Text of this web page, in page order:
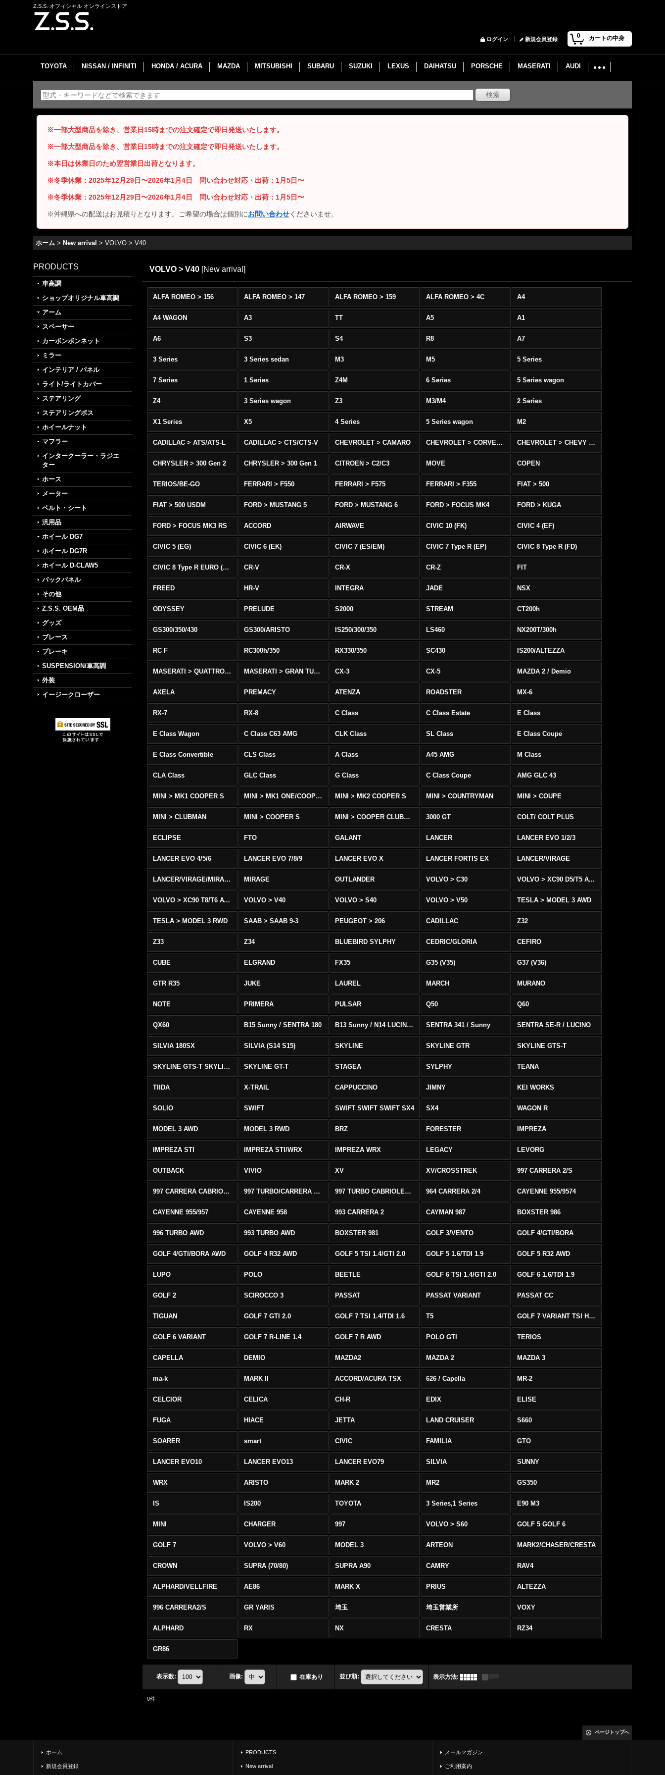
Z.S.S. オフィシャル オンラインストア
0 カートの中身
ログイン 新規会員登録
TOYOTA NISSAN / INFINITI HONDA / ACURA MAZDA MITSUBISHI SUBARU SUZUKI LEXUS DAIHATSU PORSCHE MASERATI AUDI
※一部大型商品を除き、営業日15時までの注文確定で即日発送いたします。
※一部大型商品を除き、営業日15時までの注文確定で即日発送いたします。
※本日は休業日のため翌営業日出荷となります。
※冬季休業：2025年12月29日〜2026年1月4日 問い合わせ対応・出荷：1月5日〜
※冬季休業：2025年12月29日〜2026年1月4日 問い合わせ対応・出荷：1月5日〜
※沖縄県への配送はお見積りとなります。ご希望の場合は個別にお問い合わせくださいませ。
ホーム > New arrival > VOLVO > V40
PRODUCTS
車高調
ショップオリジナル車高調
アーム
スペーサー
カーボンボンネット
ミラー
インテリア / パネル
ライト/ライトカバー
ステアリング
ステアリングボス
ホイールナット
マフラー
インタークーラー・ラジエ
ター
ホース
メーター
ベルト・シート
汎用品
ホイール DG7
ホイール DG7R
ホイール D-CLAW5
バックパネル
その他
Z.S.S. OEM品
グッズ
ブレース
ブレーキ
SUSPENSION/車高調
外装
イージークローザー
VOLVO > V40 [New arrival]
ALFA ROMEO > 156 ALFA ROMEO > 147 ALFA ROMEO > 159 ALFA ROMEO > 4C A4
A4 WAGON A3 TT A5 A1
A6 S3 S4 R8 A7
3 Series 3 Series sedan M3 M5 5 Series
7 Series 1 Series Z4M 6 Series 5 Series wagon
Z4 3 Series wagon Z3 M3/M4 2 Series
X1 Series X5 4 Series 5 Series wagon M2
CADILLAC > ATS/ATS-L CADILLAC > CTS/CTS-V CHEVROLET > CAMARO CHEVROLET > CORVETTE C5/C6 CHEVROLET > CHEVY SS
CHRYSLER > 300 Gen 2 CHRYSLER > 300 Gen 1 CITROEN > C2/C3 MOVE COPEN
TERIOS/BE-GO FERRARI > F550 FERRARI > F575 FERRARI > F355 FIAT > 500
FIAT > 500 USDM FORD > MUSTANG 5 FORD > MUSTANG 6 FORD > FOCUS MK4 FORD > KUGA
FORD > FOCUS MK3 RS ACCORD AIRWAVE CIVIC 10 (FK) CIVIC 4 (EF)
CIVIC 5 (EG) CIVIC 6 (EK) CIVIC 7 (ES/EM) CIVIC 7 Type R (EP) CIVIC 8 Type R (FD)
CIVIC 8 Type R EURO (FN) CR-V CR-X CR-Z FIT
FREED HR-V INTEGRA JADE NSX
ODYSSEY PRELUDE S2000 STREAM CT200h
GS300/350/430 GS300/ARISTO IS250/300/350 LS460 NX200T/300h
RC F RC300h/350 RX330/350 SC430 IS200/ALTEZZA
MASERATI > QUATTROPORTE MASERATI > GRAN TURISMO CX-3 CX-5 MAZDA 2 / Demio
AXELA PREMACY ATENZA ROADSTER MX-6
RX-7 RX-8 C Class C Class Estate E Class
E Class Wagon C Class C63 AMG CLK Class SL Class E Class Coupe
E Class Convertible CLS Class A Class A45 AMG M Class
CLA Class GLC Class G Class C Class Coupe AMG GLC 43
MINI > MK1 COOPER S MINI > MK1 ONE/COOPER MINI > MK2 COOPER S MINI > COUNTRYMAN MINI > COUPE
MINI > CLUBMAN MINI > COOPER S MINI > COOPER CLUBMAN 3000 GT COLT/ COLT PLUS
ECLIPSE FTO GALANT LANCER LANCER EVO 1/2/3
LANCER EVO 4/5/6 LANCER EVO 7/8/9 LANCER EVO X LANCER FORTIS EX LANCER/VIRAGE
LANCER/VIRAGE/MIRAGE MIRAGE OUTLANDER VOLVO > C30 VOLVO > XC90 D5/T5 AWD
VOLVO > XC90 T8/T6 AWD VOLVO > V40 VOLVO > S40 VOLVO > V50 TESLA > MODEL 3 AWD
TESLA > MODEL 3 RWD SAAB > SAAB 9-3 PEUGEOT > 206 CADILLAC Z32
Z33 Z34 BLUEBIRD SYLPHY CEDRIC/GLORIA CEFIRO
CUBE ELGRAND FX35 G35 (V35) G37 (V36)
GTR R35 JUKE LAUREL MARCH MURANO
NOTE PRIMERA PULSAR Q50 Q60
QX60 B15 Sunny / SENTRA 180 B13 Sunny / N14 LUCINO / SENTRA 331 SENTRA 341 / Sunny SENTRA SE-R / LUCINO
SILVIA 180SX SILVIA (S14 S15) SKYLINE SKYLINE GTR SKYLINE GTS-T
SKYLINE GTS-T SKYLINE GTS-T SKYLINE GT-T STAGEA SYLPHY TEANA
TIIDA X-TRAIL CAPPUCCINO JIMNY KEI WORKS
SOLIO SWIFT SWIFT SWIFT SWIFT SX4 SX4 WAGON R
MODEL 3 AWD MODEL 3 RWD BRZ FORESTER IMPREZA
IMPREZA STI IMPREZA STI/WRX IMPREZA WRX LEGACY LEVORG
OUTBACK VIVIO XV XV/CROSSTREK 997 CARRERA 2/S
997 CARRERA CABRIOLET 2/S 997 TURBO/CARRERA 4/4S AWD 997 TURBO CABRIOLET AWD 964 CARRERA 2/4 CAYENNE 955/9574
CAYENNE 955/957 CAYENNE 958 993 CARRERA 2 CAYMAN 987 BOXSTER 986
996 TURBO AWD 993 TURBO AWD BOXSTER 981 GOLF 3/VENTO GOLF 4/GTI/BORA
GOLF 4/GTI/BORA AWD GOLF 4 R32 AWD GOLF 5 TSI 1.4/GTI 2.0 GOLF 5 1.6/TDI 1.9 GOLF 5 R32 AWD
LUPO POLO BEETLE GOLF 6 TSI 1.4/GTI 2.0 GOLF 6 1.6/TDI 1.9
GOLF 2 SCIROCCO 3 PASSAT PASSAT VARIANT PASSAT CC
TIGUAN GOLF 7 GTI 2.0 GOLF 7 TSI 1.4/TDI 1.6 T5 GOLF 7 VARIANT TSI HIGHLINE/R-LINE
GOLF 6 VARIANT GOLF 7 R-LINE 1.4 GOLF 7 R AWD POLO GTI TERIOS
CAPELLA DEMIO MAZDA2 MAZDA 2 MAZDA 3
ma-k MARK II ACCORD/ACURA TSX 626 / Capella MR-2
CELCIOR CELICA CH-R EDIX ELISE
FUGA HIACE JETTA LAND CRUISER S660
SOARER smart CIVIC FAMILIA GTO
LANCER EVO10 LANCER EVO13 LANCER EVO79 SILVIA SUNNY
WRX ARISTO MARK 2 MR2 GS350
IS IS200 TOYOTA 3 Series,1 Series E90 M3
MINI CHARGER 997 VOLVO > S60 GOLF 5 GOLF 6
GOLF 7 VOLVO > V60 MODEL 3 ARTEON MARK2/CHASER/CRESTA
CROWN SUPRA (70/80) SUPRA A90 CAMRY RAV4
ALPHARD/VELLFIRE AE86 MARK X PRIUS ALTEZZA
996 CARRERA2/S GR YARIS 埼玉 埼玉営業所 VOXY
ALPHARD RX NX CRESTA RZ34
GR86
表示数: 画像: 在庫あり 並び順: 表示方法:
0件
ページトップへ
ホーム
新規会員登録
PRODUCTS
New arrival
メールマガジン
ご利用案内